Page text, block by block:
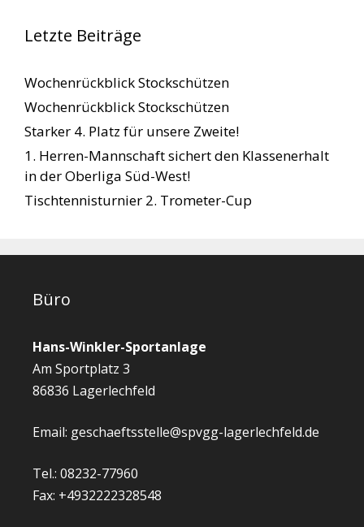
Letzte Beiträge
Wochenrückblick Stockschützen
Wochenrückblick Stockschützen
Starker 4. Platz für unsere Zweite!
1. Herren-Mannschaft sichert den Klassenerhalt
in der Oberliga Süd-West!
Tischtennisturnier 2. Trometer-Cup
Büro
Hans-Winkler-Sportanlage
Am Sportplatz 3
86836 Lagerlechfeld
Email: geschaeftsstelle@spvgg-lagerlechfeld.de
Tel.: 08232-77960
Fax: +4932222328548